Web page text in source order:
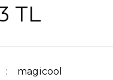
TL
magicool